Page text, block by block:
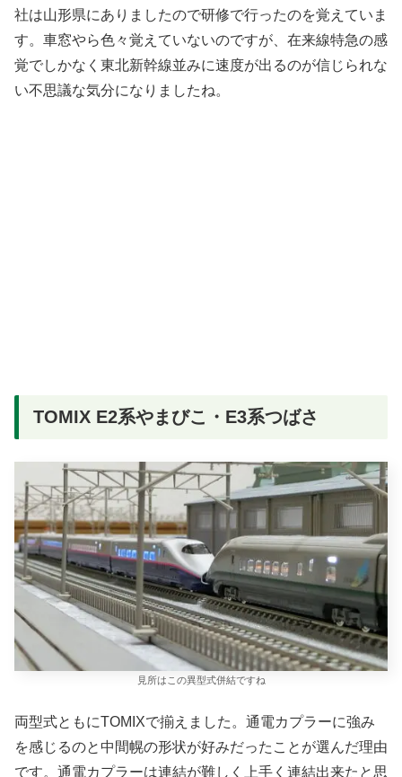
社は山形県にありましたので研修で行ったのを覚えていま
す。車窓やら色々覚えていないのですが、在来線特急の感
覚でしかなく東北新幹線並みに速度が出るのが信じられな
い不思議な気分になりましたね。
TOMIX E2系やまびこ・E3系つばさ
見所はこの異型式併結ですね
両型式ともにTOMIXで揃えました。通電カプラーに強み
を感じるのと中間幌の形状が好みだったことが選んだ理由
です。通電カプラーは連結が難しく上手く連結出来たと思